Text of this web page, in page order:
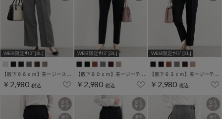
WEB限定ｻｲｽﾞ[3L]
￥2,980 税込
WEB限定ｻｲｽﾞ[3L]
￥2,980 税込
WEB限定ｻｲｽﾞ[3L]
￥2,980 税込